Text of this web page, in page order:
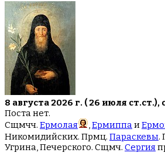
8 августа 2026 г. ( 26 июля ст.ст.),
Поста нет.
Сщмчч. Ермолая ,Ермиппаи
Никомидийских. Прмц. Параскевы.
Угрина, Печерского. Сщмч. Сергия